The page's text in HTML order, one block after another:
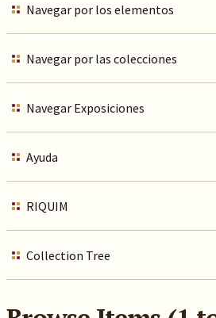
Navegar por los elementos
Navegar por las colecciones
Navegar Exposiciones
Ayuda
RIQUIM
Collection Tree